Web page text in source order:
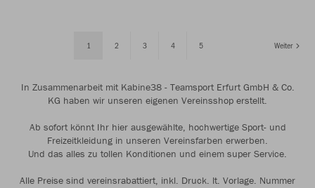
1 2 3 4 5 Weiter
In Zusammenarbeit mit Kabine38 - Teamsport Erfurt GmbH & Co.
KG haben wir unseren eigenen Vereinsshop erstellt.
Ab sofort könnt Ihr hier ausgewählte, hochwertige Sport- und
Freizeitkleidung in unseren Vereinsfarben erwerben.
Und das alles zu tollen Konditionen und einem super Service.
Alle Preise sind vereinsrabattiert, inkl. Druck. lt. Vorlage. Nummer